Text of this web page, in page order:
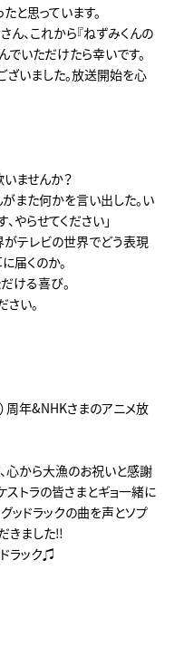
と思っています。
ん、これから『ねずみくんの
でいただけたら幸いです。
いました。放送開始を心
いませんか？
また何かを言い出した。い
やらせてください」
がテレビの世界でどう表現
届くのか。
ける喜び。
い。
）周年&NHKさまのアニメ放
心から大漁のお祝いと感謝
トラの皆さまとギョ一緒に
ッドラックの曲を声とソプ
きました‼︎
ラック♫